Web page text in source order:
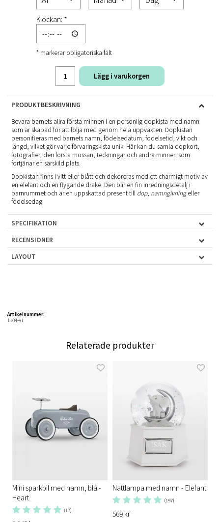
Klockan: *
* markerar obligatoriska fält
Lägg i varukorgen
PRODUKTBESKRIVNING
Bevara barnets allra första minnen i en personlig dopkista med namn
som är skapad för att följa med genom hela uppväxten. Dopkistan
personifieras med barnets namn, födelsedatum, födelsetid, vikt och
längd, vilket gör varje förvaringskista unik. Här kan du samla dopkort,
fotografier, den första mössan, teckningar och andra minnen som
förtjänar en särskild plats.
Dopkistan finns i vitt eller blått och dekoreras med ett charmigt motiv av
en elefant och en flygande drake. Den blir en fin inredningsdetalj i
barnrummet och är en uppskattad present till dop, namngivningeller
födelsedag.
SPECIFIKATION
RECENSIONER
LAYOUT
Artikelnummer:
1104-91
Relaterade produkter
Mini sparkbil med namn, blå -
Heart
(17)
Nattlampa med namn - Elefant
(197)
569 kr